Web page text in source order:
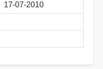
17-07-2010